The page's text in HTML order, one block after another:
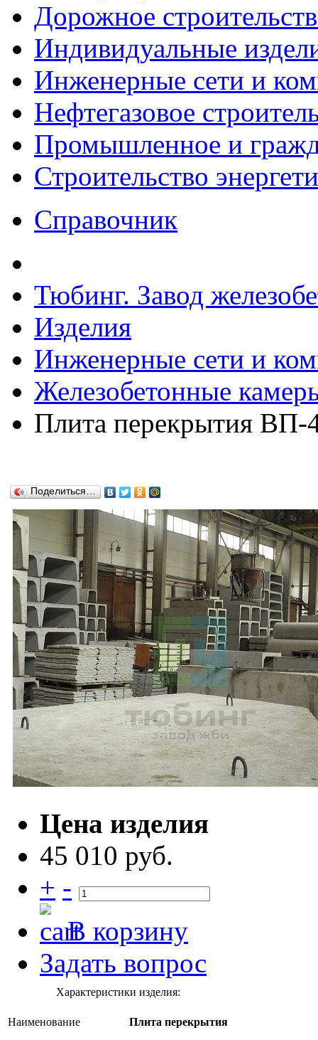
Дорожное
Индивидуальные
Инженерные сети и
Нефтегазовое
Промышленное и
Строительство
Справочник
Тюбинг. Завод
Изделия
Инженерные сети и
Железобетонные
Плита перекрытия ВП-
Поделиться…
Цена изделия
45 010 руб.
+ -
В корзину
Задать вопрос
Характеристики изделия:
Наименование Плита перекрытия